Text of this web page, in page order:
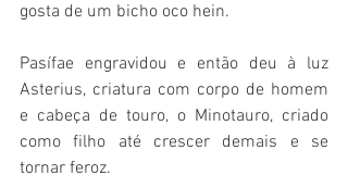
gosta de um bicho oco hein.
Pasífae engravidou e então deu à luz
Asterius, criatura com corpo de homem
e cabeça de touro, o Minotauro, criado
como filho até crescer demais e se
tornar feroz.